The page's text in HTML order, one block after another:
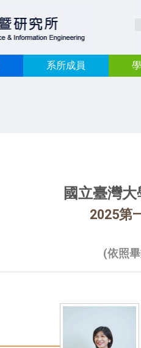
系所成員
國立臺灣
2025第
(依照